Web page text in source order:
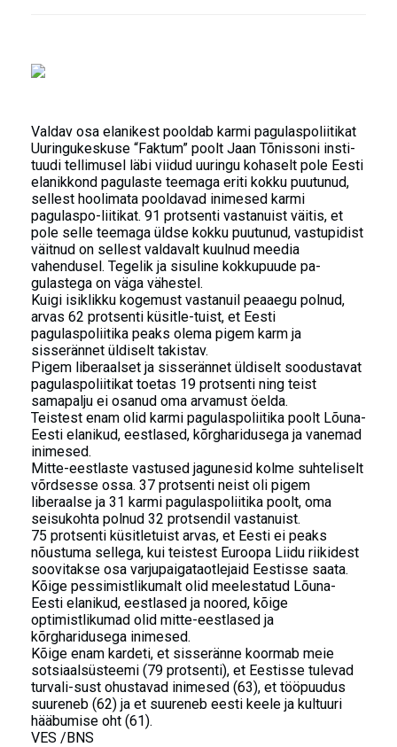
Valdav osa elanikest pooldab karmi pagulaspoliitikat
Uuringukeskuse “Faktum” poolt Jaan Tõnissoni insti-
tuudi tellimusel läbi viidud uuringu kohaselt pole Eesti
elanikkond pagulaste teemaga eriti kokku puutunud,
sellest hoolimata pooldavad inimesed karmi
pagulaspo-liitikat. 91 protsenti vastanuist väitis, et
pole selle teemaga üldse kokku puutunud, vastupidist
väitnud on sellest valdavalt kuulnud meedia
vahendusel. Tegelik ja sisuline kokkupuude pa-
gulastega on väga vähestel.
Kuigi isiklikku kogemust vastanuil peaaegu polnud,
arvas 62 protsenti küsitle-tuist, et Eesti
pagulaspoliitika peaks olema pigem karm ja
sisserännet üldiselt takistav.
Pigem liberaalset ja sisserännet üldiselt soodustavat
pagulaspoliitikat toetas 19 protsenti ning teist
samapalju ei osanud oma arvamust öelda.
Teistest enam olid karmi pagulaspoliitika poolt Lõuna-
Eesti elanikud, eestlased, kõrgharidusega ja vanemad
inimesed.
Mitte-eestlaste vastused jagunesid kolme suhteliselt
võrdsesse ossa. 37 protsenti neist oli pigem
liberaalse ja 31 karmi pagulaspoliitika poolt, oma
seisukohta polnud 32 protsendil vastanuist.
75 protsenti küsitletuist arvas, et Eesti ei peaks
nõustuma sellega, kui teistest Euroopa Liidu riikidest
soovitakse osa varjupaigataotlejaid Eestisse saata.
Kõige pessimistlikumalt olid meelestatud Lõuna-
Eesti elanikud, eestlased ja noored, kõige
optimistlikumad olid mitte-eestlased ja
kõrgharidusega inimesed.
Kõige enam kardeti, et sisseränne koormab meie
sotsiaalsüsteemi (79 protsenti), et Eestisse tulevad
turvali-sust ohustavad inimesed (63), et tööpuudus
suureneb (62) ja et suureneb eesti keele ja kultuuri
hääbumise oht (61).
VES /BNS